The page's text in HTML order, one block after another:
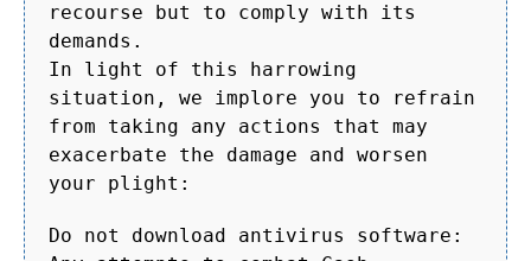
recourse but to comply with its
demands.
In light of this harrowing
situation, we implore you to refrain
from taking any actions that may
exacerbate the damage and worsen
your plight:
Do not download antivirus software: